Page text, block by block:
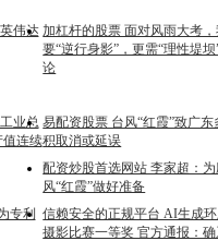
伟达 加杠杆的股票 面对风雨大考
要“逆行身影”，更需“理性堤
论
业总
值连续
易配资股票 台风“红霞”致广
积取消或延误
配资炒股首选网站 李家超：
风“红霞”做好准备
专利
信赖安全的正规平台 AI生成
摄影比赛一等奖 官方通报：